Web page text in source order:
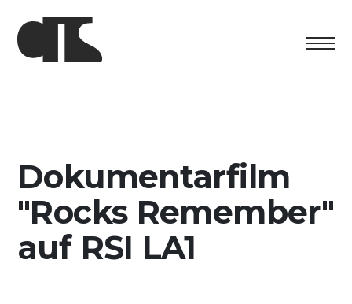
Kulturelles Programm
Artists in Residence
Dokumentarfilm
"Rocks Remember"
auf RSI LA1